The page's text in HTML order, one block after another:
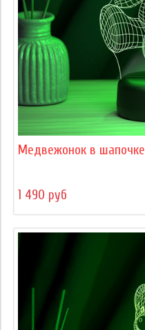
Медвежонок в шапочке
1 490 руб